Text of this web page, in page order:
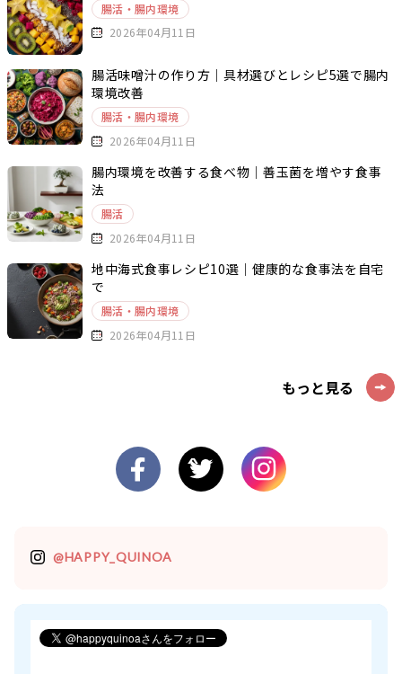
腸活・腸内環境
2026年04月11日
腸活味噌汁の作り方｜具材選びとレシピ5選で腸内
環境改善
腸活・腸内環境
2026年04月11日
腸内環境を改善する食べ物｜善玉菌を増やす食事
法
腸活
2026年04月11日
地中海式食事レシピ10選｜健康的な食事法を自宅
で
腸活・腸内環境
2026年04月11日
もっと見る
@HAPPY_QUINOA